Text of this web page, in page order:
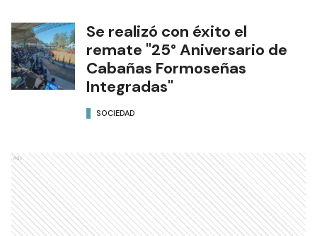
Se realizó con éxito el
remate "25° Aniversario de
Cabañas Formoseñas
Integradas"
SOCIEDAD
Ads